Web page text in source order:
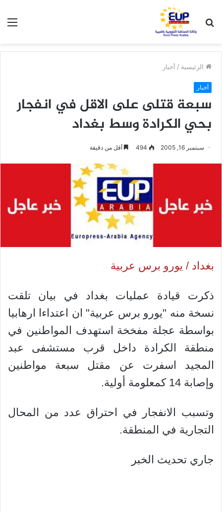
عن
الرئيسية / أخبار
أخبار
سبعة قتلى على الاقل في انفجار
بحي الكرادة وسط بغداد
سبتمبر 16, 2005 494 أقل من دقيقة
بغداد / يورو برس عربية
ذكرت قيادة عمليات بغداد في بيان تلقت
نسخة منه "يورو برس عربية" ان اعتداءا ارهابيا
بواسطة عجلة مفخخة استهدف المواطنين في
منطقة الكرادة داخل قرب مستشفى عبد
المجيد اسفرت عن مقتل سبعة مواطنين
وإصابة 14 كمعلومة أولية.
وتسبب الانفجار في احتراق عدد من المحال
التجارية في المنطقة.
جاري تحديث الخبر